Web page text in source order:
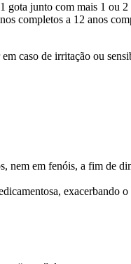
gota junto com mais 1 ou
completos a 12 anos
caso de irritação ou
nem em fenóis, a fim de
exacerbando